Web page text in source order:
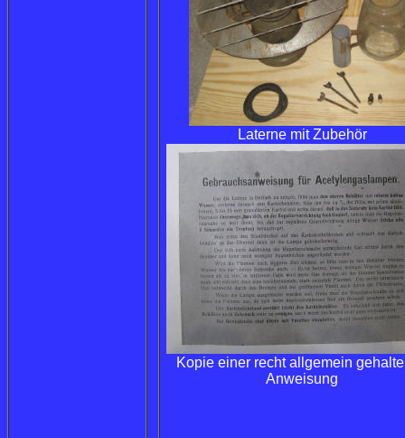
Laterne mit Zubehör
Kopie einer recht allgemein
Anweisung